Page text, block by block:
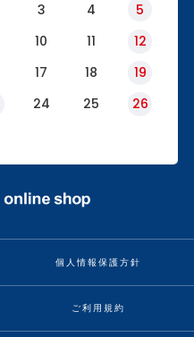
3 4
5
10 11
12
17 18
19
24 25
26
個人情報保護方針
ご利用規約